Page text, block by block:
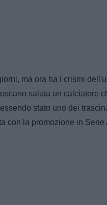
ma ora ha i crismi
saluta un calciatore
stato uno dei
con la promozione in Serie